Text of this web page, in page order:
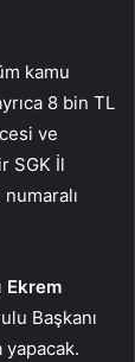
kamu
8 bin TL
ve
SGK İl
Ekrem
Başkanı
yapacak.